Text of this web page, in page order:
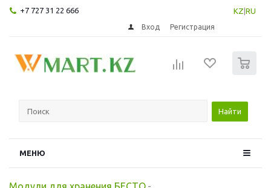
+7 727 31 22 666 KZ RU
Вход Регистрация
Найти
МЕНЮ